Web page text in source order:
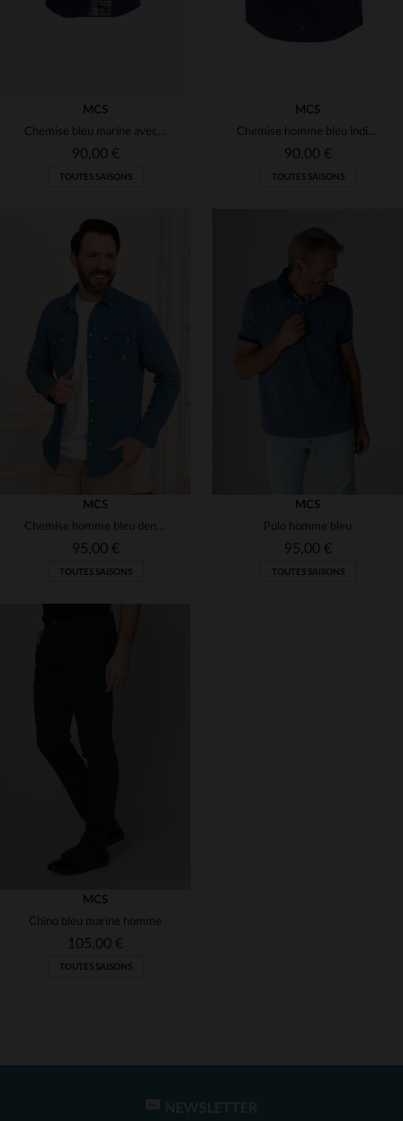
MCS
Chemise bleu marine avec double poche
90,00 €
TOUTES SAISONS
TAILLES DISPONIBLES
MCS
Chemise homme bleu indigo
90,00 €
TOUTES SAISONS
MCS
Chemise homme bleu denim
95,00 €
TOUTES SAISONS
MCS
Polo homme bleu
95,00 €
TOUTES SAISONS
TAILLES DISPONIBLES
MCS
Chino bleu marine homme
105,00 €
TOUTES SAISONS
NEWSLETTER